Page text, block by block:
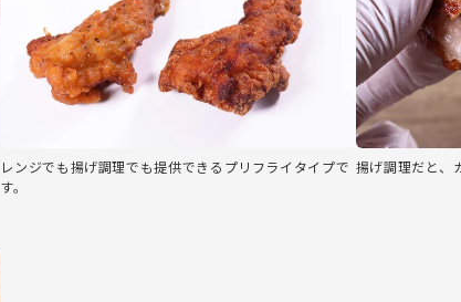
レンジでも揚げ調理でも提供できるプリフライタイプで
す。
揚げ調理だと、